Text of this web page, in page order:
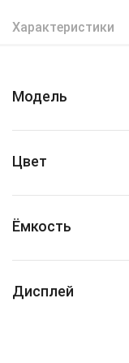
Характеристики
Модель
Цвет
Ёмкость
Дисплей